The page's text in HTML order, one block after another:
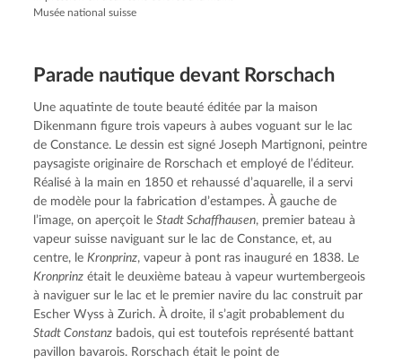
Musée national suisse
Parade nautique devant Rorschach
Une aquatinte de toute beauté éditée par la maison
Dikenmann figure trois vapeurs à aubes voguant sur le lac
de Constance. Le dessin est signé Joseph Martignoni, peintre
paysagiste originaire de Rorschach et employé de l’éditeur.
Réalisé à la main en 1850 et rehaussé d’aquarelle, il a servi
de modèle pour la fabrication d’estampes. À gauche de
l’image, on aperçoit leStadt Schaffhausen, premier bateau à
vapeur suisse naviguant sur le lac de Constance, et, au
centre, le Kronprinz, vapeur à pont ras inauguré en 1838. Le
Kronprinz était le deuxième bateau à vapeur wurtembergeois
à naviguer sur le lac et le premier navire du lac construit par
Escher Wyss à Zurich. À droite, il s’agit probablement du
Stadt Constanz badois, qui est toutefois représenté battant
pavillon bavarois. Rorschach était le point de